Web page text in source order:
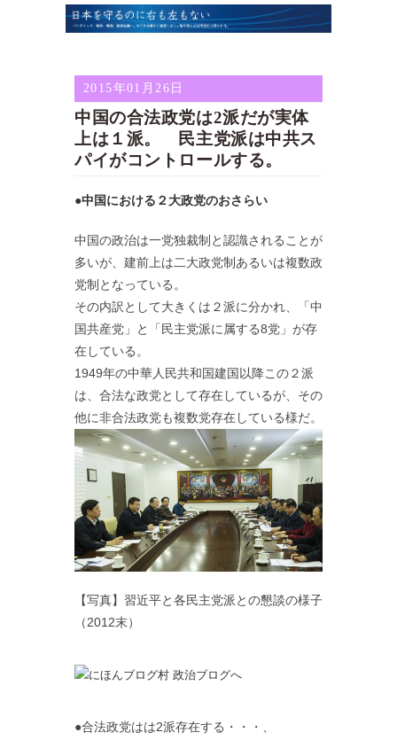
2015年01月26日
中国の合法政党は2派だが実体
上は１派。 民主党派は中共ス
パイがコントロールする。
●中国における２大政党のおさらい
中国の政治は一党独裁制と認識されることが
多いが、建前上は二大政党制あるいは複数政
党制となっている。
その内訳として大きくは２派に分かれ、「中
国共産党」と「民主党派に属する8党」が存
在している。
1949年の中華人民共和国建国以降この２派
は、合法な政党として存在しているが、その
他に非合法政党も複数党存在している様だ。
【写真】習近平と各民主党派との懇談の様子
（2012末）
●合法政党はは2派存在する・・・、